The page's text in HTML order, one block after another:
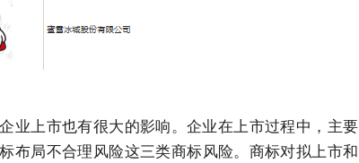
企业上市也有很大的影响。企业在上市过程中，主要
布局不合理风险这三类商标风险。 商标对拟上市和